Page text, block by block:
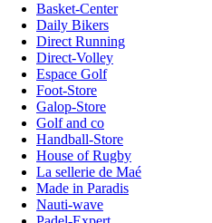
Basket-Center
Daily Bikers
Direct Running
Direct-Volley
Espace Golf
Foot-Store
Galop-Store
Golf and co
Handball-Store
House of Rugby
La sellerie de Maé
Made in Paradis
Nauti-wave